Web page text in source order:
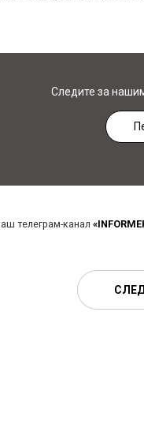
Следите за
телеграм-канал